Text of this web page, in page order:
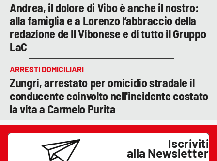
Andrea, il dolore di Vibo è anche il nostro:
alla famiglia e a Lorenzo l’abbraccio della
redazione de Il Vibonese e di tutto il Gruppo
LaC
ARRESTI DOMICILIARI
Zungri, arrestato per omicidio stradale il
conducente coinvolto nell'incidente costato
la vita a Carmelo Purita
Iscriviti
alla Newsletter